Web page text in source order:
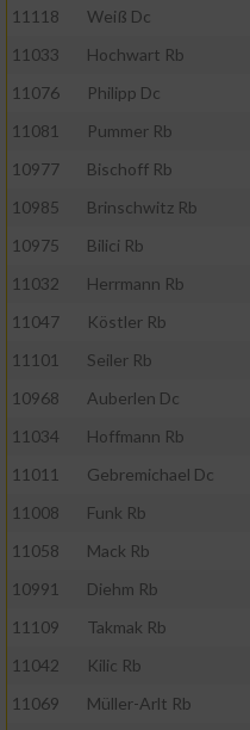
11118
Weiß Dc
11033
Hochwart Rb
11076
Philipp Dc
11081
Pummer Rb
10977
Bischoff Rb
10985
Brinschwitz Rb
10975
Bilici Rb
11032
Herrmann Rb
11047
Köstler Rb
11101
Seiler Rb
10968
Auberlen Dc
11034
Hoffmann Rb
11011
Gebremichael Dc
11008
Funk Rb
11058
Mack Rb
10991
Diehm Rb
11109
Takmak Rb
11042
Kilic Rb
11069
Müller-Arlt Rb